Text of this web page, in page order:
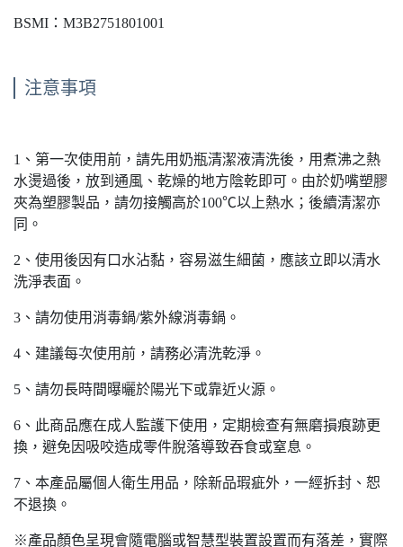
BSMI：M3B2751801001
注意事項
1、第一次使用前，請先用奶瓶清潔液清洗後，用煮沸之熱
水燙過後，放到通風、乾燥的地方陰乾即可。由於奶嘴塑膠
夾為塑膠製品，請勿接觸高於100℃以上熱水；後續清潔亦
同。
2、使用後因有口水沾黏，容易滋生細菌，應該立即以清水
洗淨表面。
3、請勿使用消毒鍋/紫外線消毒鍋。
4、建議每次使用前，請務必清洗乾淨。
5、請勿長時間曝曬於陽光下或靠近火源。
6、此商品應在成人監護下使用，定期檢查有無磨損痕跡更
換，避免因吸咬造成零件脫落導致吞食或窒息。
7、本產品屬個人衛生用品，除新品瑕疵外，一經拆封、恕
不退換。
※產品顏色呈現會隨電腦或智慧型裝置設置而有落差，實際